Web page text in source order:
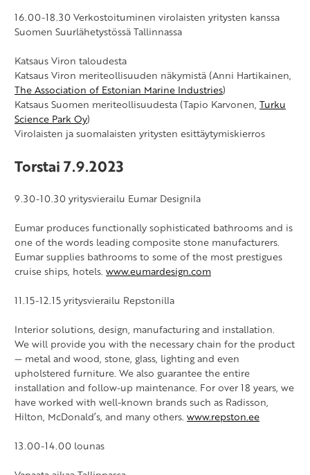
16.00-18.30Verkostoituminen virolaisten yritysten kanssa
Suomen Suurlähetystössä Tallinnassa
Katsaus Viron taloudesta
Katsaus Viron meriteollisuuden näkymistä (Anni Hartikainen,
The Association of Estonian Marine Industries)
Katsaus Suomen meriteollisuudesta (Tapio Karvonen, Turku
Science Park Oy)
Virolaisten ja suomalaisten yritysten esittäytymiskierros
Torstai 7.9.2023
9.30-10.30 yritysvierailu Eumar Designila
Eumar produces functionally sophisticated bathrooms and is
one of the words leading composite stone manufacturers.
Eumar supplies bathrooms to some of the most prestigues
cruise ships, hotels. www.eumardesign.com
11.15-12.15 yritysvierailu Repstonilla
Interior solutions, design, manufacturing and installation.
We will provide you with the necessary chain for the product
— metal and wood, stone, glass, lighting and even
upholstered furniture. We also guarantee the entire
installation and follow-up maintenance. For over 18 years, we
have worked with well-known brands such as Radisson,
Hilton, McDonald’s, and many others. www.repston.ee
13.00-14.00 lounas